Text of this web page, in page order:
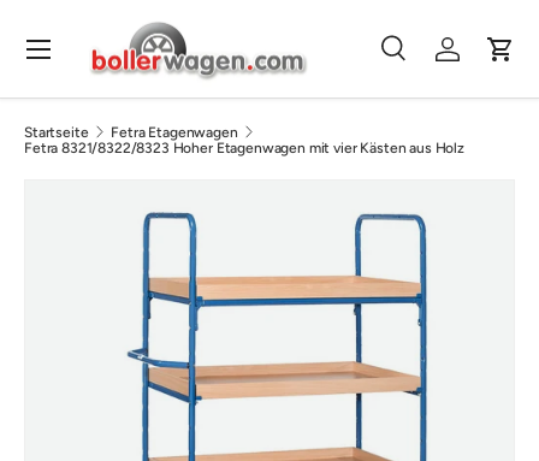
Direkt zum Inhalt
Suchen
SucheEinloggen
Menü
Startseite
Fetra Etagenwagen
Fetra 8321/8322/8323 Hoher Etagenwagen mit vier Kästen aus Holz